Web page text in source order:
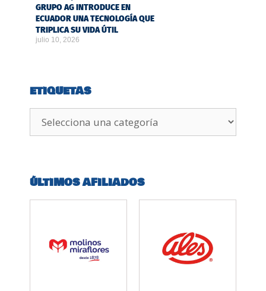
GRUPO AG INTRODUCE EN
ECUADOR UNA TECNOLOGÍA QUE
TRIPLICA SU VIDA ÚTIL
julio 10, 2026
ETIQUETAS
ÚLTIMOS AFILIADOS